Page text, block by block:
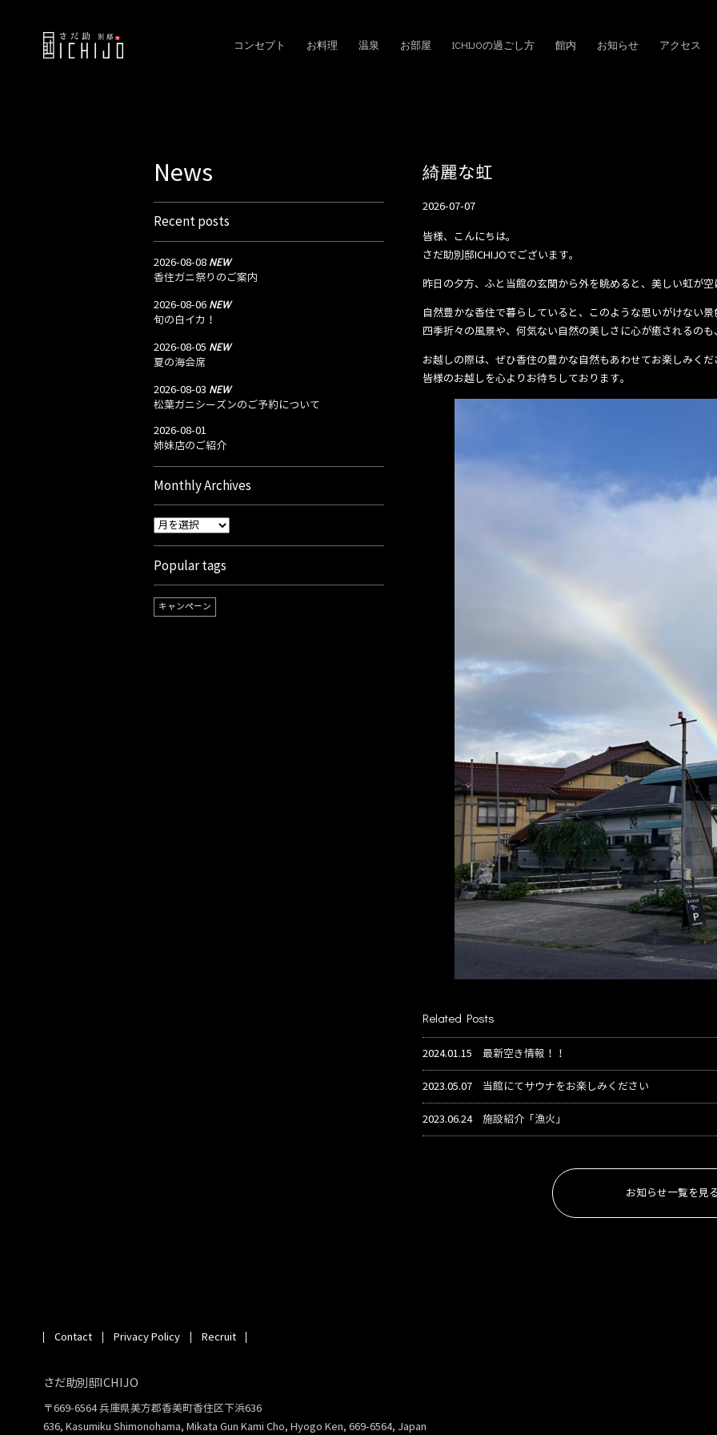
コンセプト お料理 温泉 お部屋 ICHIJOの過ごし方 館内 お知らせ アクセス
News
Recent posts
2026-08-08 NEW
香住ガニ祭りのご案内
2026-08-06 NEW
旬の白イカ！
2026-08-05 NEW
夏の海会席
2026-08-03 NEW
松葉ガニシーズンのご予約について
2026-08-01
姉妹店のご紹介
Monthly Archives
Popular tags
キャンペーン
綺麗な虹
2026-07-07
皆様、こんにちは。
さだ助別邸ICHIJOでございます。
昨日の夕方、ふと当館の玄関から外を眺めると、美しい虹が
自然豊かな香住で暮らしていると、このような思いがけない
四季折々の風景や、何気ない自然の美しさに心が癒されるの
お越しの際は、ぜひ香住の豊かな自然もあわせてお楽しみくだ
皆様のお越しを心よりお待ちしております。
Related Posts
2024.01.15 最新空き情報！！
2023.05.07 当館にてサウナをお楽しみください
2023.06.24 施設紹介「漁火」
お知らせ一覧を見
Contact Privacy Policy Recruit
さだ助別邸ICHIJO
〒669-6564 兵庫県美方郡香美町香住区下浜636
636, Kasumiku Shimonohama, Mikata Gun Kami Cho, Hyogo Ken, 669-6564, Japan